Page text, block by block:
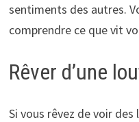
sentiments des autres.
comprendre ce que vit
Rêver d’une
Si vous rêvez de voir des